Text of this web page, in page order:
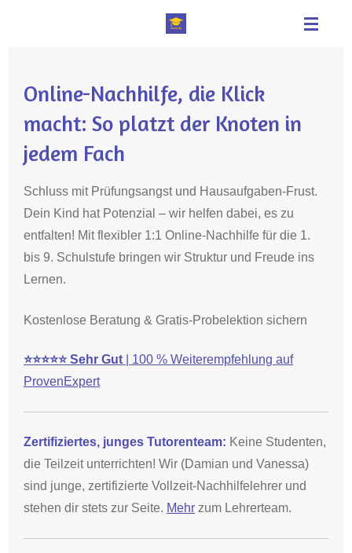
Online-Nachhilfe, die Klick
macht: So platzt der Knoten in
jedem Fach
Schluss mit Prüfungsangst und Hausaufgaben-Frust.
Dein Kind hat Potenzial – wir helfen dabei, es zu
entfalten! Mit flexibler 1:1 Online-Nachhilfe für die 1.
bis 9. Schulstufe bringen wir Struktur und Freude ins
Lernen.
Kostenlose Beratung & Gratis-Probelektion sichern
⭐⭐⭐⭐⭐Sehr Gut | 100 % Weiterempfehlung auf
ProvenExpert
Zertifiziertes, junges Tutorenteam: Keine Studenten,
die Teilzeit unterrichten! Wir (Damian und Vanessa)
sind junge, zertifizierte Vollzeit-Nachhilfelehrer und
stehen dir stets zur Seite. Mehr zum Lehrerteam.